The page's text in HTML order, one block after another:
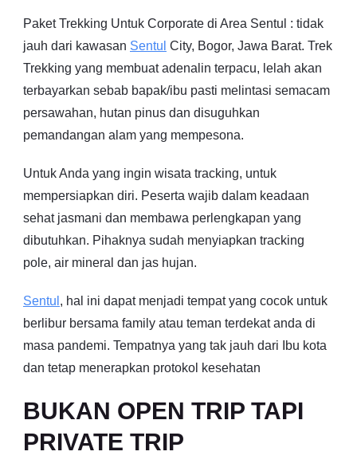
Paket Trekking Untuk Corporate di Area Sentul : tidak
jauh dari kawasan Sentul City, Bogor, Jawa Barat. Trek
Trekking yang membuat adenalin terpacu, lelah akan
terbayarkan sebab bapak/ibu pasti melintasi semacam
persawahan, hutan pinus dan disuguhkan
pemandangan alam yang mempesona.
Untuk Anda yang ingin wisata tracking, untuk
mempersiapkan diri. Peserta wajib dalam keadaan
sehat jasmani dan membawa perlengkapan yang
dibutuhkan. Pihaknya sudah menyiapkan tracking
pole, air mineral dan jas hujan.
Sentul , hal ini dapat menjadi tempat yang cocok untuk
berlibur bersama family atau teman terdekat anda di
masa pandemi. Tempatnya yang tak jauh dari Ibu kota
dan tetap menerapkan protokol kesehatan
BUKAN OPEN TRIP TAPI
PRIVATE TRIP